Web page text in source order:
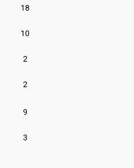
18
10
2
2
9
3